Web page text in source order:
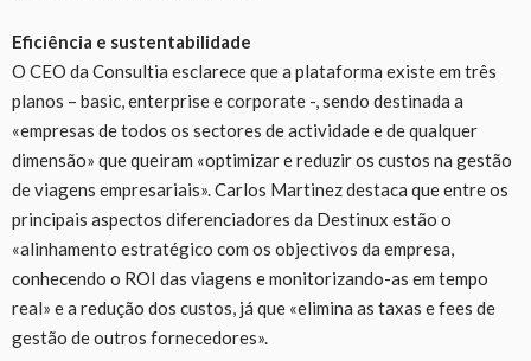
Eficiência e sustentabilidade
O CEO da Consultia esclarece que a plataforma existe em três
planos – basic, enterprise e corporate -, sendo destinada a
«empresas de todos os sectores de actividade e de qualquer
dimensão» que queiram «optimizar e reduzir os custos na gestão
de viagens empresariais». Carlos Martinez destaca que entre os
principais aspectos diferenciadores da Destinux estão o
«alinhamento estratégico com os objectivos da empresa,
conhecendo o ROI das viagens e monitorizando-as em tempo
real» e a redução dos custos, já que «elimina as taxas e fees de
gestão de outros fornecedores».